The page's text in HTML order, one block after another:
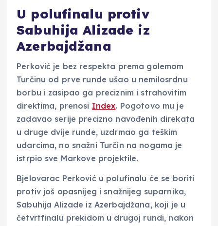
U polufinalu protiv
Sabuhija Alizade iz
Azerbajdžana
Perković je bez respekta prema golemom
Turčinu od prve runde ušao u nemilosrdnu
borbu i zasipao ga preciznim i strahovitim
direktima, prenosi Index. Pogotovo mu je
zadavao serije precizno navođenih direkata
u druge dvije runde, uzdrmao ga teškim
udarcima, no snažni Turčin na nogama je
istrpio sve Markove projektile.
Bjelovarac Perković u polufinalu će se boriti
protiv još opasnijeg i snažnijeg suparnika,
Sabuhija Alizade iz Azerbajdžana, koji je u
četvrtfinalu prekidom u drugoj rundi, nakon